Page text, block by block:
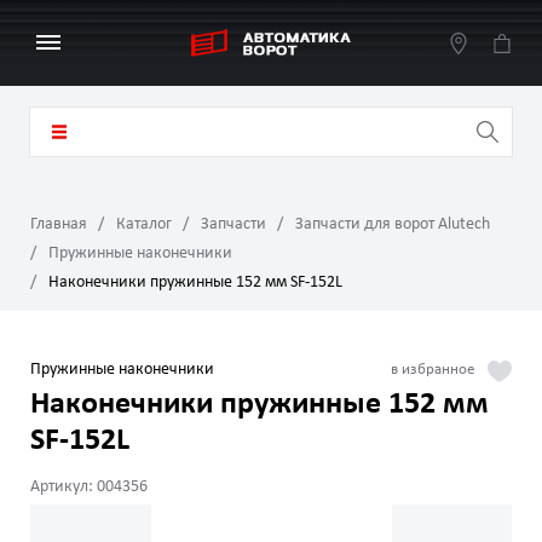
Главная Каталог Запчасти
Запчасти для ворот Alutech
Пружинные наконечники
Наконечники пружинные 152 мм SF-152L
Пружинные наконечники
Наконечники пружинные 152 мм
SF-152L
Артикул: 004356